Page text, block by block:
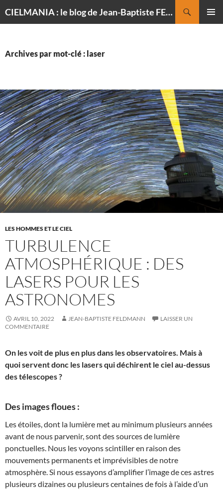
CIELMANIA : le blog de Jean-Baptiste FELDMANN, photographe du ciel
Archives par mot-clé : laser
LES HOMMES ET LE CIEL
TURBULENCE
ATMOSPHÉRIQUE : DES
LASERS POUR LES
ASTRONOMES
AVRIL 10, 2022 JEAN-BAPTISTE FELDMANN
LAISSER UN
COMMENTAIRE
On les voit de plus en plus dans les observatoires. Mais à
quoi servent donc les lasers qui déchirent le ciel au-dessus
des télescopes ?
Des images floues :
Les étoiles, dont la lumière met au minimum plusieurs années
avant de nous parvenir, sont des sources de lumière
ponctuelles. Nous les voyons scintiller en raison des
mouvements permanents et imprévisibles de notre
atmosphère. Si nous essayons d’amplifier l’image de ces astres
plusieurs dizaines ou plusieurs centaines de fois à l’aide d’un